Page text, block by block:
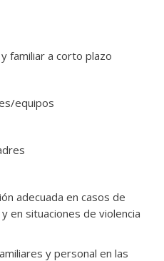
familiar a corto plazo
equipos
adecuada en casos de
en situaciones de violencia
y personal en las